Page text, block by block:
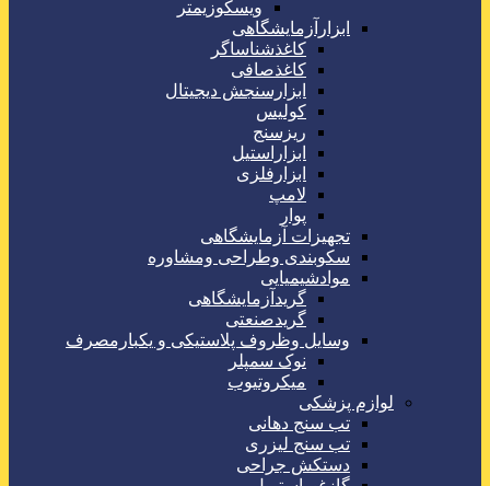
ویسکوزیمتر
ابزارآزمایشگاهی
کاغذشناساگر
کاغذصافی
ابزارسنجش دیجیتال
کولیس
ریزسنج
ابزاراستیل
ابزارفلزی
لامپ
پوار
تجهیزات آزمایشگاهی
سکوبندی وطراحی ومشاوره
موادشیمیایی
گریدآزمایشگاهی
گریدصنعتی
وسایل وظروف پلاستیکی و یکبارمصرف
نوک سمپلر
میکروتیوب
لوازم پزشکی
تب سنج دهانی
تب سنج لیزری
دستکش جراحی